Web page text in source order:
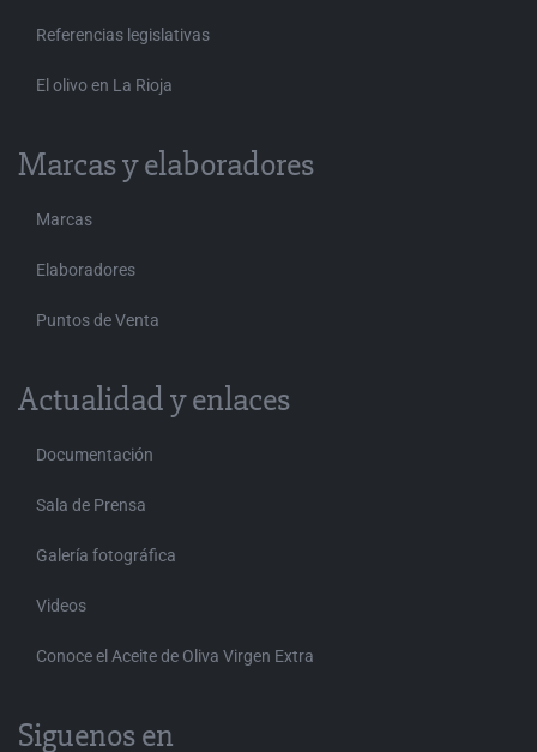
Referencias legislativas
El olivo en La Rioja
Marcas y elaboradores
Marcas
Elaboradores
Puntos de Venta
Actualidad y enlaces
Documentación
Sala de Prensa
Galería fotográfica
Videos
Conoce el Aceite de Oliva Virgen Extra
Siguenos en